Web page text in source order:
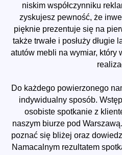
niskim współczynniku
zyskujesz pewność, że
pięknie prezentuje się na
także trwałe i posłuży długie
atutów mebli na wymiar, który
Do każdego powierzonego
indywidualny sposób.
osobiste spotkanie z
naszym biurze pod
poznać się bliżej oraz
Namacalnym rezultatem